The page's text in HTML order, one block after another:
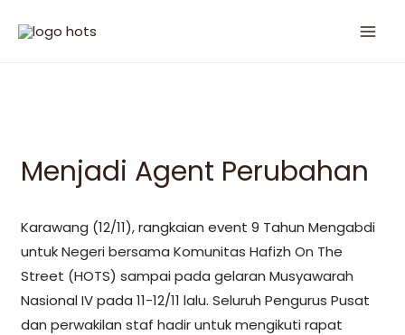
Menjadi Agent Perubahan
Karawang (12/11), rangkaian event 9 Tahun Mengabdi
untuk Negeri bersama Komunitas Hafizh On The
Street (HOTS) sampai pada gelaran Musyawarah
Nasional IV pada 11-12/11 lalu. Seluruh Pengurus Pusat
dan perwakilan staf hadir untuk mengikuti rapat